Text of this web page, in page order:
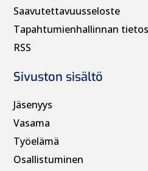
Saavutettavuusseloste
Tapahtumienhallinnan t
RSS
Sivuston sisältö
Jäsenyys
Vasama
Työelämä
Osallistuminen